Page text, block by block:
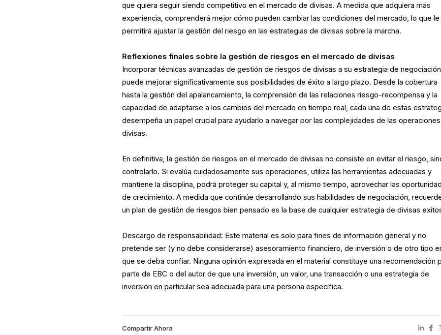
que quiera seguir siendo competitivo en el mercado de divisas. A medida que adquiera más
experiencia, comprenderá mejor cómo pueden cambiar las condiciones del mercado, lo que le
permitirá ajustar la gestión del riesgo en las estrategias de divisas sobre la marcha.
Reflexiones finales sobre la gestión de riesgos en el mercado de divisas
Incorporar técnicas avanzadas de gestión de riesgos de divisas a su estrategia de negociación
puede mejorar significativamente sus posibilidades de éxito a largo plazo. Desde la cobertura
hasta la gestión del apalancamiento, la comprensión de las relaciones riesgo-recompensa y la
capacidad de adaptarse a los cambios del mercado en tiempo real, cada una de estas
desempeña un papel crucial para ayudarlo a navegar por las complejidades de las
divisas.
En definitiva, la gestión de riesgos en el mercado de divisas no consiste en evitar el riesgo,
controlarlo. Si evalúa cuidadosamente sus operaciones, utiliza las herramientas adecuadas y
mantiene la disciplina, podrá proteger su capital y, al mismo tiempo, aprovechar las
de crecimiento. A medida que continúe desarrollando sus habilidades de negociación,
un plan de gestión de riesgos bien pensado es la base de cualquier estrategia de divisas
Descargo de responsabilidad: Este material es solo para fines de información general y no
pretende ser (y no debe considerarse) asesoramiento financiero, de inversión o de otro tipo
que se deba confiar. Ninguna opinión expresada en el material constituye una recomendación
parte de EBC o del autor de que una inversión, un valor, una transacción o una estrategia de
inversión en particular sea adecuada para una persona específica.
Compartir Ahora